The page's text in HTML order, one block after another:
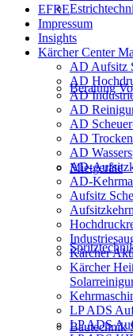
Beratung
Mietgeräte
Bautechnik
EFRE
Impressum
Insights
Kärcher Center
AD Aufsitz
AD
AD
AD
AD
AD
AD
AD-
AD-
Aufsitz
Kärcher
Kärcher
LP ADS
LP ADS